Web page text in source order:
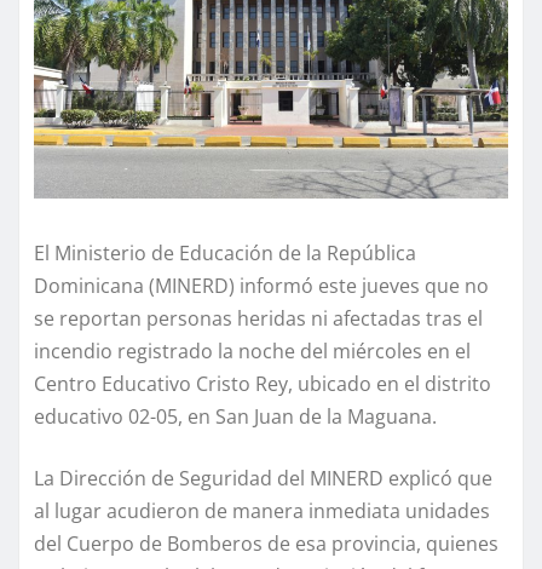
El Ministerio de Educación de la República
Dominicana (MINERD) informó este jueves que no
se reportan personas heridas ni afectadas tras el
incendio registrado la noche del miércoles en el
Centro Educativo Cristo Rey, ubicado en el distrito
educativo 02-05, en San Juan de la Maguana.
La Dirección de Seguridad del MINERD explicó que
al lugar acudieron de manera inmediata unidades
del Cuerpo de Bomberos de esa provincia, quienes